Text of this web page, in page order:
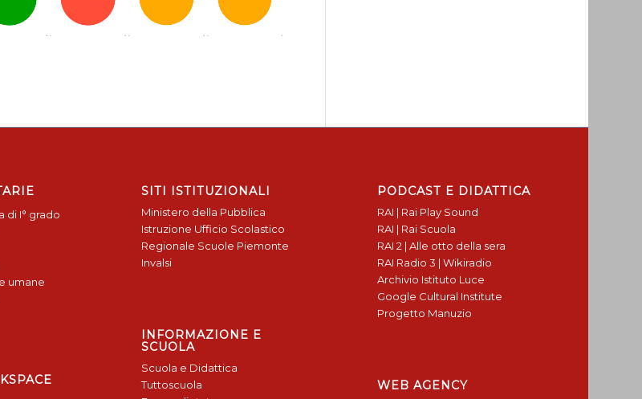
di I° grado
umane
SITI ISTITUZIONALI
Ministero della Pubblica
Istruzione Ufficio Scolastico
Regionale Scuole Piemonte
Invalsi
INFORMAZIONE E
SCUOLA
Scuola e Didattica
Tuttoscuola
PODCAST E DIDATTICA
RAI | Rai Play Sound
RAI | Rai Scuola
RAI 2 | Alle otto della sera
RAI Radio 3 | Wikiradio
Archivio Istituto Luce
Google Cultural Institute
Progetto Manuzio
WEB AGENCY